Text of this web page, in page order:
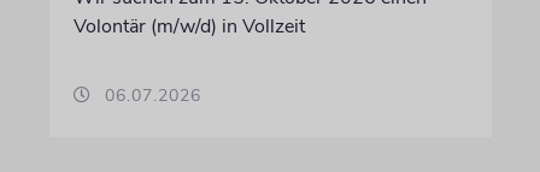
Volontär (m/w/d) in Vollzeit
06.07.2026